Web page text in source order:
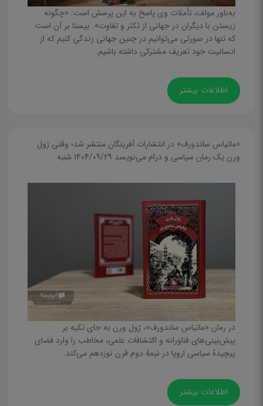
آموزشی
تازه‌هاي نشر بزرگسال
تجديد چاپ بزرگسال
ماهنامه
کودک و نوجوان
کودک
داستان
ترانه و شعر
علمی و آموزشی
برنامه‌ریزی، مهارتی و روانشناسی
کتاب‌کار، رنگ‌آمیزی و سرگرمی
رمان کودک
ادبیات کودک و مشاهیر
نمایشنامه و هنر
نوجوان
به‌باور مولف، تأملات وی پاسخ به این پرسش است: «چگونه
زیستن با دیگران در جهانی از تکثر و تفاوت». بیستا بر آن است
که تنها در صورتی می‌توانیم در چنین جهانی زندگی کنیم که از
انسانیت خود تعریف مشترکی داشته باشیم.
اطلاعات بیشتر
«ماتیاس ساندورف» در انتشارات آفرینگان منتشر شد؛ وقتی ژول
ورن یک رمان سیاسی و درام می‌نویسد 1404/09/29 شنبه
در رمان «ماتیاس ساندورف»، ژول ورن به جای تکیه بر
پیش‌بینی‌های فناورانه و اکتشافات علمی، مخاطب را وارد فضای
پیچیدهٔ سیاسی اروپا در نیمهٔ دوم قرن نوزدهم می‌کند.
اطلاعات بیشتر